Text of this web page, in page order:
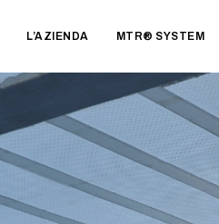
L’AZIENDA MTR® SYSTEM